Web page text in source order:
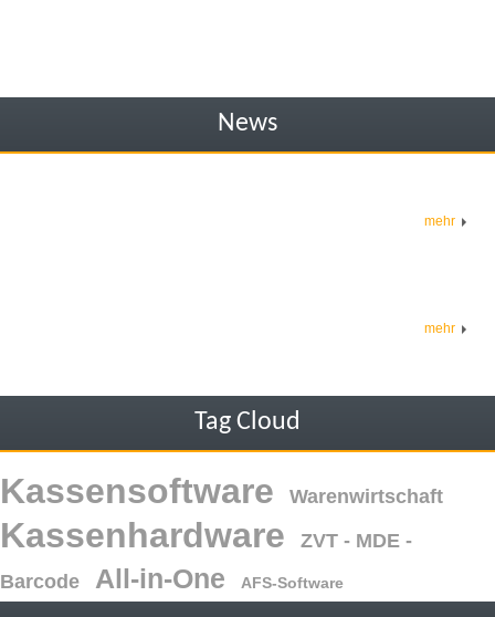
News
mehr
mehr
Tag Cloud
Kassensoftware Warenwirtschaft
Kassenhardware
ZVT - MDE -
Barcode
All-in-One AFS-Software